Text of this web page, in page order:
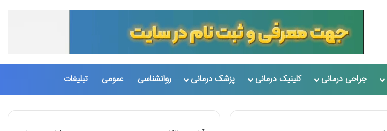
جراحی درمانی کلینیک درمانی پزشک درمانی روانشناسی عمومی تبلیغات